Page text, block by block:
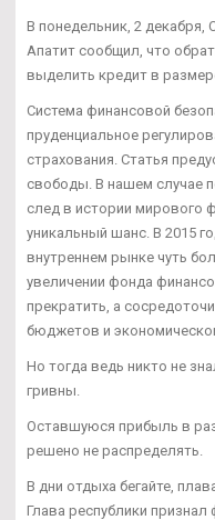
В понедельник, 2 декабря,
Апатит сообщил, что
выделить кредит в
Система финансовой
пруденциальное
страхования. Статья
свободы. В нашем случае
след в истории мирового
уникальный шанс. В 2015
внутреннем рынке чуть
увеличении фонда
прекратить, а
бюджетов и
Но тогда ведь никто не
гривны.
Оставшуюся прибыль в
решено не распределять.
В дни отдыха бегайте,
Глава республики